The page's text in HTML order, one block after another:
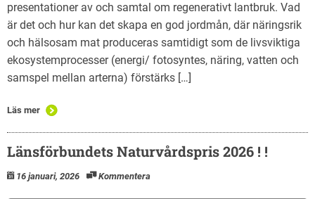
presentationer av och samtal om regenerativt lantbruk. Vad
är det och hur kan det skapa en god jordmån, där näringsrik
och hälsosam mat produceras samtidigt som de livsviktiga
ekosystemprocesser (energi/ fotosyntes, näring, vatten och
samspel mellan arterna) förstärks […]
Läs mer
Länsförbundets Naturvårdspris 2026 ! !
16 januari, 2026 Kommentera